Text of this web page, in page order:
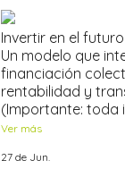
Invertir en el
Un modelo que
financiación
rentabilidad y
(Importante: toda
Ver más
27 de Jun.